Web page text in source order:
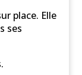
place. Elle
ses